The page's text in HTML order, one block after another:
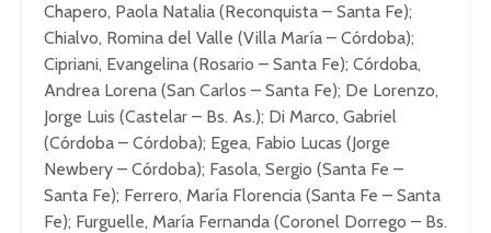
Chapero, Paola Natalia (Reconquista – Santa Fe);
Chialvo, Romina del Valle (Villa María – Córdoba);
Cipriani, Evangelina (Rosario – Santa Fe); Córdoba,
Andrea Lorena (San Carlos – Santa Fe); De Lorenzo,
Jorge Luis (Castelar – Bs. As.); Di Marco, Gabriel
(Córdoba – Córdoba); Egea, Fabio Lucas (Jorge
Newbery – Córdoba); Fasola, Sergio (Santa Fe –
Santa Fe); Ferrero, María Florencia (Santa Fe – Santa
Fe); Furguelle, María Fernanda (Coronel Dorrego – Bs.